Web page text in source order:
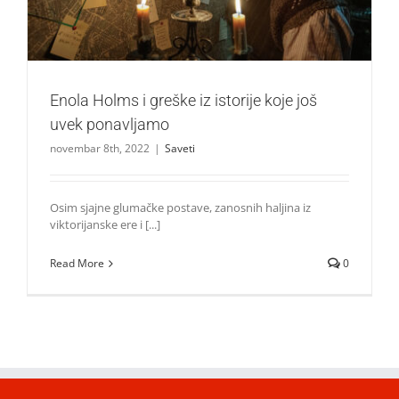
Enola Holms i greške iz istorije koje još
uvek ponavljamo
novembar 8th, 2022 | Saveti
Osim sjajne glumačke postave, zanosnih haljina iz
viktorijanske ere i [...]
Read More 0